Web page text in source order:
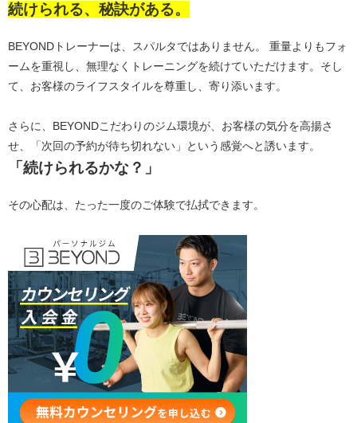
続けられる、秘訣がある。
BEYONDトレーナーは、スパルタではありません。 重量よりもフォ
ームを重視し、無理なくトレーニングを続けていただけます。そし
て、お客様のライフスタイルを尊重し、寄り添います。
さらに、BEYONDこだわりのジム環境が、お客様の気分を高揚さ
せ、「次回の予約が待ち切れない」という感覚へと誘います。
「続けられるかな？」
その心配は、たった一度のご体験で払拭できます。